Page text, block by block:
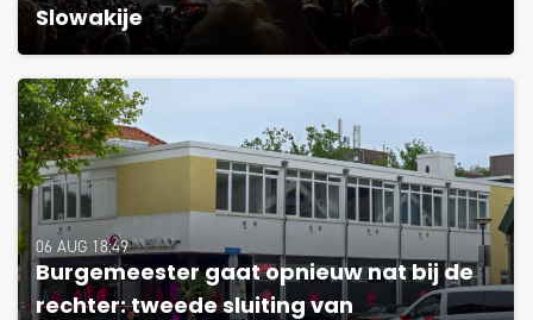
Slowakije
06 AUG 18:49
Burgemeester gaat opnieuw nat bij de
rechter: tweede sluiting van